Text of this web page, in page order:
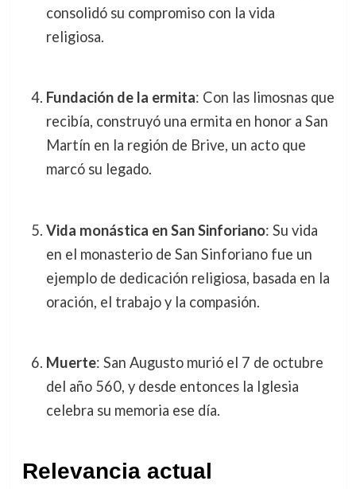
consolidó su compromiso con la vida
religiosa.
Fundación de la ermita: Con las limosnas que
recibía, construyó una ermita en honor a San
Martín en la región de Brive, un acto que
marcó su legado.
Vida monástica en San Sinforiano: Su vida
en el monasterio de San Sinforiano fue un
ejemplo de dedicación religiosa, basada en la
oración, el trabajo y la compasión.
Muerte: San Augusto murió el 7 de octubre
del año 560, y desde entonces la Iglesia
celebra su memoria ese día.
Relevancia actual